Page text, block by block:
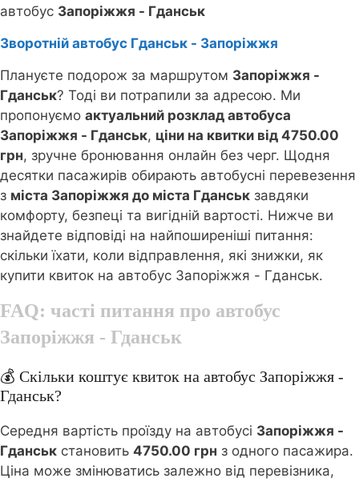
автобус Запоріжжя - Гданськ
Зворотній автобус Гданськ - Запоріжжя
Плануєте подорож за маршрутом Запоріжжя -
Гданськ? Тоді ви потрапили за адресою. Ми
пропонуємо актуальний розклад автобуса
Запоріжжя - Гданськ, ціни на квитки від 4750.00
грн, зручне бронювання онлайн без черг. Щодня
десятки пасажирів обирають автобусні перевезення
з міста Запоріжжя до міста Гданськ завдяки
комфорту, безпеці та вигідній вартості. Нижче ви
знайдете відповіді на найпоширеніші питання:
скільки їхати, коли відправлення, які знижки, як
купити квиток на автобус Запоріжжя - Гданськ.
FAQ: часті питання про автобус
Запоріжжя - Гданськ
💰 Скільки коштує квиток на автобус Запоріжжя -
Гданськ?
Середня вартість проїзду на автобусі Запоріжжя -
Гданськ становить 4750.00 грн з одного пасажира.
Ціна може змінюватись залежно від перевізника,